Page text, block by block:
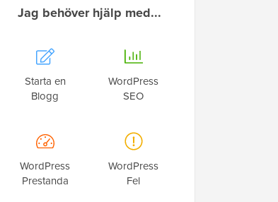
Jag behöver hjälp med...
Starta en
Blogg
WordPress
SEO
WordPress
Prestanda
WordPress
Fel